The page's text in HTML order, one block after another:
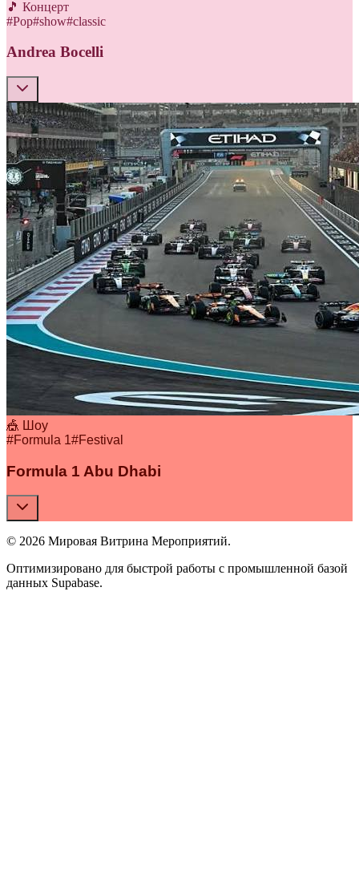
🎵 Концерт
#Pop#show#classic
Andrea Bocelli
🎪 Шоу
#Formula 1#Festival
Formula 1 Abu Dhabi
© 2026 Мировая Витрина Мероприятий.
Оптимизировано для быстрой работы с промышленной базой
данных Supabase.